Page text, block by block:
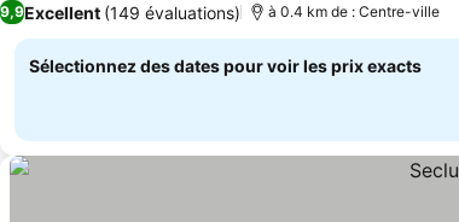
9,9Excellent (149 évaluations) à 0.4 km de : Centre-ville
Sélectionnez des dates pour voir les prix exacts